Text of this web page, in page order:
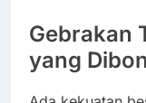
Gebrakan
yang